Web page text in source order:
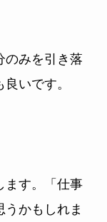
のみを引き落
いです。
ます。「仕事
かもしれま